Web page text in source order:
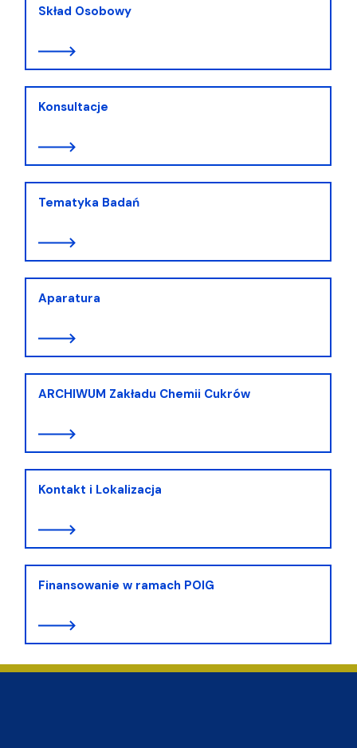
Skład Osobowy
Konsultacje
Tematyka Badań
Aparatura
ARCHIWUM Zakładu Chemii Cukrów
Kontakt i Lokalizacja
Finansowanie w ramach POIG